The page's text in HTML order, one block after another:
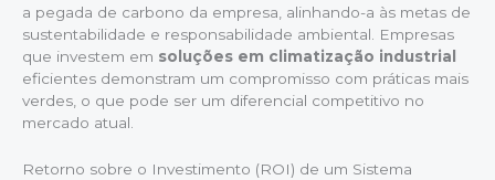
a pegada de carbono da empresa, alinhando-a às metas de
sustentabilidade e responsabilidade ambiental. Empresas
que investem em soluções em climatização industrial
eficientes demonstram um compromisso com práticas mais
verdes, o que pode ser um diferencial competitivo no
mercado atual.
Retorno sobre o Investimento (ROI) de um Sistema